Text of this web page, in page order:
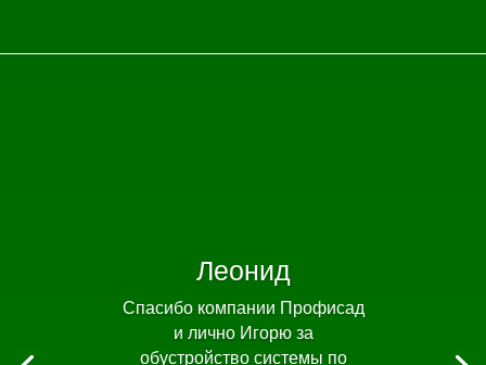
Леонид
Спасибо компании Профисад
и лично Игорю за
обустройство системы по